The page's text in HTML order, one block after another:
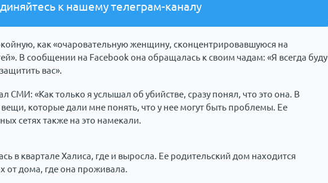
к нашему телеграм-каналу
как «очаровательную женщину, сконцентрировавшуюся на
В сообщении на Facebook она обращалась к своим чадам: «Я всегда буду
вас».
СМИ: «Как только я услышал об убийстве, сразу понял, что это она. В
которые дали мне понять, что у нее могут быть проблемы. Ее
сетях также на это намекали.
в квартале Халиса, где и выросла. Ее родительский дом находится
от дома, где она проживала.